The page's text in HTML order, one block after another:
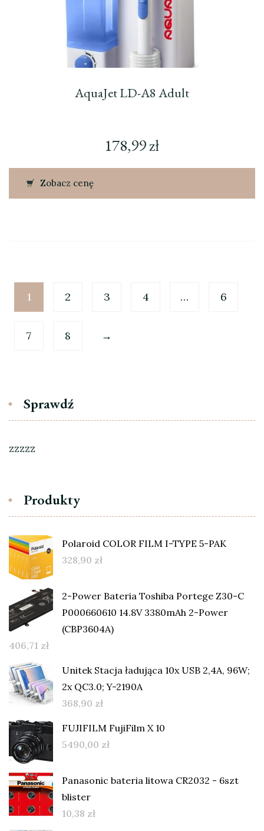
AquaJet LD-A8 Adult
178,99zł
Zobacz cenę
1 2 3 4 … 6
7 8 →
Sprawdź
zzzzz
Produkty
Polaroid COLOR FILM I-TYPE 5-PAK
328,90 zł
2-Power Bateria Toshiba Portege Z30-C
P000660610 14.8V 3380mAh 2-Power
(CBP3604A)
406,71 zł
Unitek Stacja ładująca 10x USB 2,4A, 96W;
2x QC3.0; Y-2190A
368,90 zł
FUJIFILM FujiFilm X 10
5490,00 zł
Panasonic bateria litowa CR2032 - 6szt
blister
10,38 zł